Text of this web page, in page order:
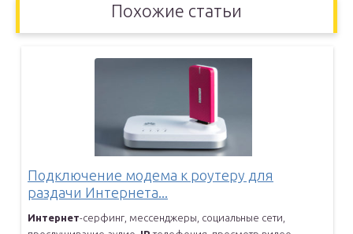
Похожие статьи
Подключение модема к роутеру для
раздачи Интернета...
Интернет-серфинг, мессенджеры, социальные сети,